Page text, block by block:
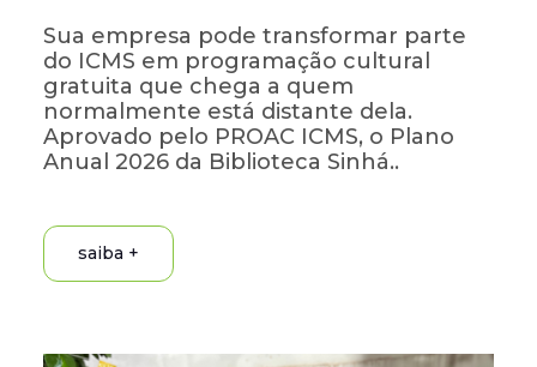
Sua empresa pode transformar parte
do ICMS em programação cultural
gratuita que chega a quem
normalmente está distante dela.
Aprovado pelo PROAC ICMS, o Plano
Anual 2026 da Biblioteca Sinhá..
saiba +